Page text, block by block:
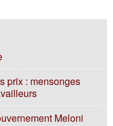
prix : mensonges
Meloni